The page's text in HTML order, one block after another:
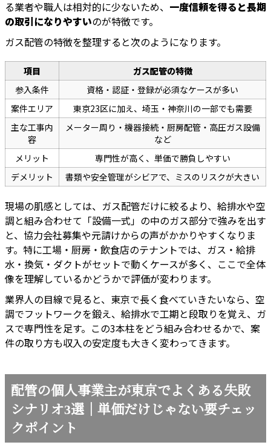
る業者や職人は相対的に少ないため、 一度信頼を得ると長期
の取引になりやすいのが特徴です。
ガス配管の特徴を整理すると次のようになります。
項目
ガス配管の特徴
参入条件
資格・認証・登録が必須なケースが多い
案件エリア
東京23区に加え、埼玉・神奈川の一部でも需要
主な工事内
容
メーター周り・機器接続・厨房配管・高圧ガス設備
など
メリット
専門性が高く、単価で勝負しやすい
デメリット
書類や安全管理がシビアで、ミスのリスクが大きい
現場の肌感としては、ガス配管だけに絞るより、給排水や空
調と組み合わせて「設備一式」の中のガス部分で強みを出す
と、協力会社募集や元請けからの声がかかりやすくなりま
す。特に工場・厨房・飲食店のテナントでは、ガス・給排
水・換気・ダクトがセットで動くケースが多く、ここで全体
像を理解しているかどうかで評価が変わります。
業界人の目線で見ると、東京で長く食べていきたいなら、空
調でフットワークを鍛え、給排水で工期と段取りを覚え、ガ
スで専門性を足す。この3本柱をどう組み合わせるかで、案
件の取り方も収入の安定度も大きく変わってきます。
配管の個人事業主が東京でよくある失敗
シナリオ3選｜単価だけじゃない要チェッ
クポイント